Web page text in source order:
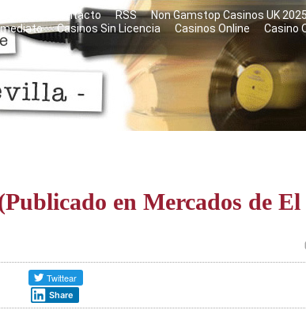
Contacto RSS
Non Gamstop Casinos UK
Casinos Sin Licencia Casinos Online Casino
en Mercados de El
Share